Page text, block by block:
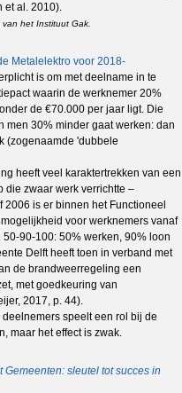
et al. 2010).
het Instituut Gak.
Metalelektro voor 2018-
is om met deelname in te
waarin de werknemer 20%
de €70.000 per jaar ligt. Die
men 30% minder gaat werken: dan
(zogenaamde 'dubbele
heeft veel karaktertrekken van een
die zwaar werk verrichtte –
is er binnen het Functioneel
voor werknemers vanaf
90-100: 50% werken, 90% loon
Delft heeft toen in verband met
de brandweerregeling een
met goedkeuring van
2017, p. 44).
speelt een rol bij de
maar het effect is zwak.
Gemeenten: sleutel tot succes in